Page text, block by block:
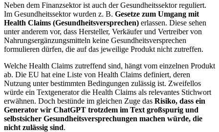
Neben dem Finanzsektor ist auch der Gesundheitssektor reguliert.
Im Gesundheitssektor wurden z. B. Gesetze zum Umgang mit
Health Claims (Gesundheitsversprechen) erlassen. Diese sehen
unter anderem vor, dass Hersteller, Verkäufer und Vertreiber von
Nahrungsergänzungsmitteln keine Gesundheitsversprechen
formulieren dürfen, die auf das jeweilige Produkt nicht zutreffen.
Welche Health Claims zutreffend sind, hängt vom einzelnen Produkt
ab. Die EU hat eine Liste von Health Claims definiert, deren
Nutzung unter bestimmten Bedingungen zulässig ist. Zweifellos
würde ein Textgenerator die Health Claims als relevantes Stichwort
erwähnen. Doch bestünde im gleichen Zuge das Risiko, dass ein
Generator wir ChatGPT trotzdem im Text großspurig und
selbstsicher Gesundheitsversprechungen machen würde, die
nicht zulässig sind.